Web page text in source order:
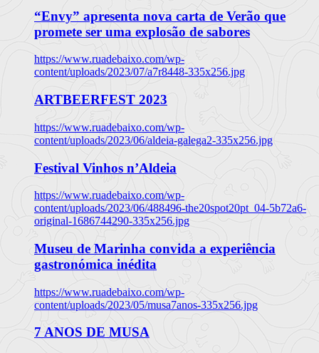
“Envy” apresenta nova carta de Verão que
promete ser uma explosão de sabores
https://www.ruadebaixo.com/wp-
content/uploads/2023/07/a7r8448-335x256.jpg
ARTBEERFEST 2023
https://www.ruadebaixo.com/wp-
content/uploads/2023/06/aldeia-galega2-335x256.jpg
Festival Vinhos n’Aldeia
https://www.ruadebaixo.com/wp-
content/uploads/2023/06/488496-the20spot20pt_04-5b72a6-
original-1686744290-335x256.jpg
Museu de Marinha convida a experiência
gastronómica inédita
https://www.ruadebaixo.com/wp-
content/uploads/2023/05/musa7anos-335x256.jpg
7 ANOS DE MUSA